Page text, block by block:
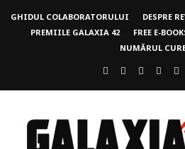
GHIDUL COLABORATORULUI DESPRE
PREMIILE GALAXIA 42
FREE E-
NUMĂRUL